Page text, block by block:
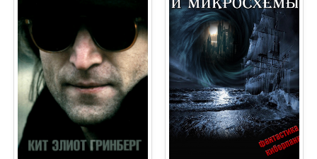
03_26_V-ozhidanii-smerti
03_27_V-ozhidanii-smerti
03_28_V-ozhidanii-smerti
03_29_V-ozhidanii-smerti
03_30_V-ozhidanii-smerti
03_31_V-ozhidanii-smerti